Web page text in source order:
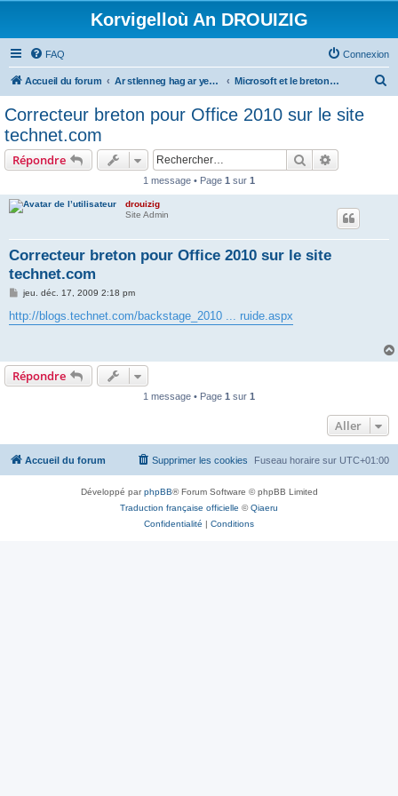
Korvigelloù An DROUIZIG
FAQ Connexion
Accueil du forum Ar stlenneg hag ar yezhoù bihan er bed a-bezh Microsoft et le breton - Microsoft and the Breton language
Correcteur breton pour Office 2010 sur le site
technet.com
Répondre Rechercher
1 message • Page 1 sur 1
drouizig
Site Admin
Correcteur breton pour Office 2010 sur le site
technet.com
M
s
s
jeu. déc. 17, 2009 2:18 pm
http://blogs.technet.com/backstage_2010 ... ruide.aspx
Répondre
1 message • Page 1 sur 1
Aller
Accueil du forum Fuseau horaire sur UTC+01:00
Supprimer les cookies
Développé parphpBB® Forum Software © phpBB Limited
Traduction française officielle ©Qiaeru
Confidentialité | Conditions